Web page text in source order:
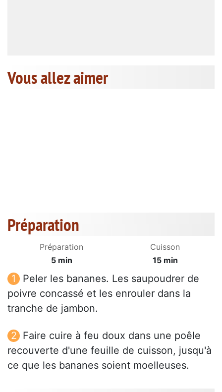
Vous allez aimer
Préparation
Préparation
5 min
Cuisson
15 min
Peler les bananes. Les saupoudrer de
poivre concassé et les enrouler dans la
tranche de jambon.
Faire cuire à feu doux dans une poêle
recouverte d'une feuille de cuisson, jusqu'à
ce que les bananes soient moelleuses.